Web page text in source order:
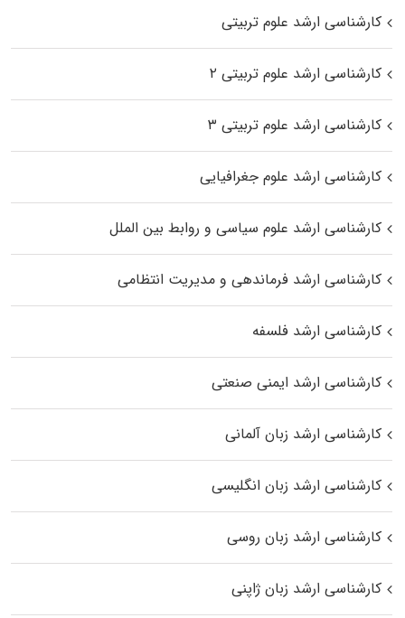
کارشناسی ارشد علوم تربیتی
کارشناسی ارشد علوم تربیتی ۲
کارشناسی ارشد علوم تربیتی ۳
کارشناسی ارشد علوم جغرافیایی
کارشناسی ارشد علوم سیاسی و روابط بین الملل
کارشناسی ارشد فرماندهی و مدیریت انتظامی
کارشناسی ارشد فلسفه
کارشناسی ارشد ایمنی صنعتی
کارشناسی ارشد زبان آلمانی
کارشناسی ارشد زبان انگلیسی
کارشناسی ارشد زبان روسی
کارشناسی ارشد زبان ژاپنی